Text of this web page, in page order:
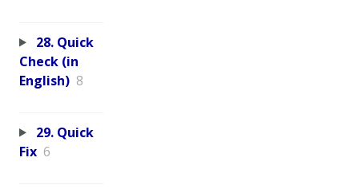
28. Quick
Check (in
English) 8
29. Quick
Fix 6